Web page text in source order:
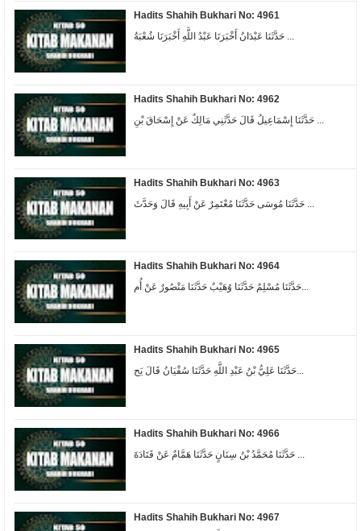
Hadits Shahih Bukhari No: 4961
حَدَّثَنَا عَبْدَانُ أَخْبَرَنَا عَبْدُ اللَّهِ أَخْبَرَنَا شُعْبَةُ ...
Hadits Shahih Bukhari No: 4962
Hadits Shahih Bukhari No: 4963
Hadits Shahih Bukhari No: 4964
حَدَّثَنَا مُسْلِمٌ حَدَّثَنَا وُهَيْبٌ حَدَّثَنَا مَنْصُورٌ عَنْ أُم...
Hadits Shahih Bukhari No: 4965
حَدَّثَنَا عَلِيُّ بْنُ عَبْدِ اللَّهِ حَدَّثَنَا سُفْيَانُ قَالَ يَح...
Hadits Shahih Bukhari No: 4966
حَدَّثَنَا مُحَمَّدُ بْنُ سِنَانٍ حَدَّثَنَا هَمَّامٌ عَنْ قَتَادَةَ ...
Hadits Shahih Bukhari No: 4967